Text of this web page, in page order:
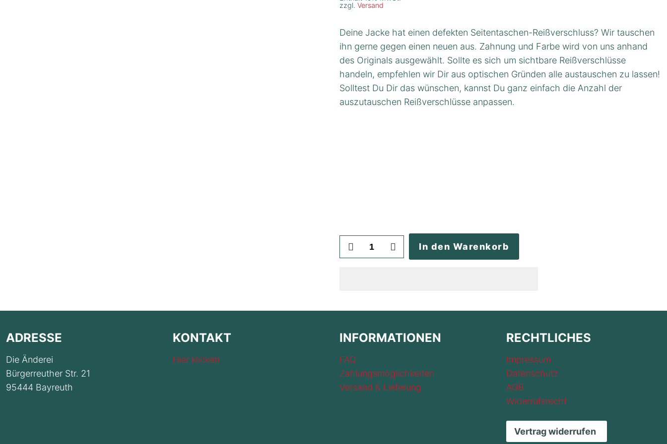
zzgl. Versand
Deine Jacke hat einen defekten Seitentaschen-Reißverschluss? Wir tauschen
ihn gerne gegen einen neuen aus. Zahnung und Farbe wird von uns anhand
des Originals ausgewählt. Sollte es sich um sichtbare Reißverschlüsse
handeln, empfehlen wir Dir aus optischen Gründen alle austauschen zu lassen!
Solltest Du Dir das wünschen, kannst Du ganz einfach die Anzahl der
auszutauschen Reißverschlüsse anpassen.
Seitentaschen-
Reißverschluss
In den Warenkorb
ADRESSE
Die Änderei
Bürgerreuther Str. 21
95444 Bayreuth
KONTAKT
Hier klicken
INFORMATIONEN
FAQ
Zahlungsmöglichkeiten
Versand & Lieferung
RECHTLICHES
Impressum
Datenschutz
AGB
Widerrufsrecht
Vertrag widerrufen